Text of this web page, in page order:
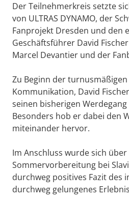
Der Teilnehmerkreis setzte
von ULTRAS DYNAMO, der
Fanprojekt Dresden und den
Geschäftsführer David
Marcel Devantier und der
Zu Beginn der
Kommunikation, David
seinen bisherigen
Besonders hob er dabei den
miteinander hervor.
Im Anschluss wurde sich
Sommervorbereitung bei
durchweg positives Fazit des
durchweg gelungenes